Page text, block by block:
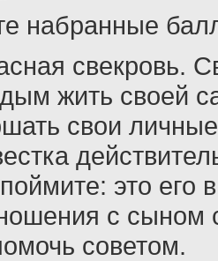
набранные
свекровь.
жить своей
свои
это его
с сыном
советом.